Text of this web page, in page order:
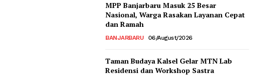
MPP Banjarbaru Masuk 25 Besar
Nasional, Warga Rasakan Layanan Cepat
dan Ramah
BANJARBARU 06/August/2026
Taman Budaya Kalsel Gelar MTN Lab
Residensi dan Workshop Sastra